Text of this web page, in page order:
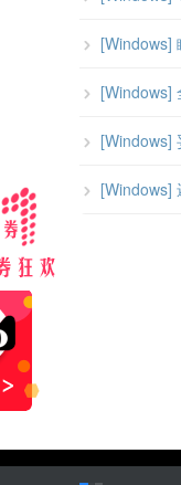
[Windows]
[Windows]
[Windows]
[Windows]